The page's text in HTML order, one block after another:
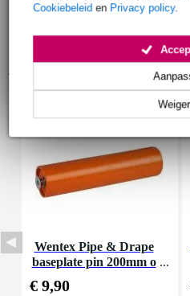
Cookiebeleid en Privacy policy.
Wentex Pipe & Drape
baseplate pin 200mm o
€ 9,90